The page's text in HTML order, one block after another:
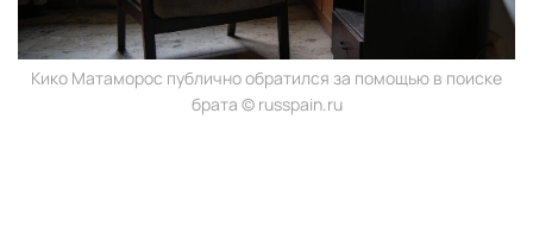
Кико Матаморос публично обратился за помощью в поиске
брата © russpain.ru